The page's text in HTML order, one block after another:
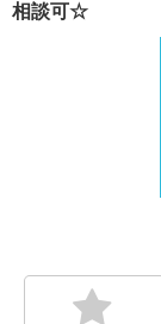
相談可☆